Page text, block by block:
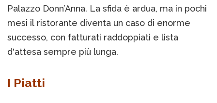
Palazzo Donn’Anna. La sfida è ardua, ma in pochi
mesi il ristorante diventa un caso di enorme
successo, con fatturati raddoppiati e lista
d'attesa sempre più lunga.
I Piatti